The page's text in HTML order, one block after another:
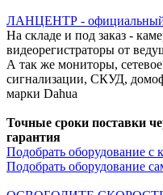
ЛАНЦЕНТР -
На складе и под заказ -
видеорегистраторы от
А так же мониторы,
сигнализации, СКУД,
марки Dahua
Точные сроки поставки
гарантия
Подобрать оборудование с
Подобрать оборудование